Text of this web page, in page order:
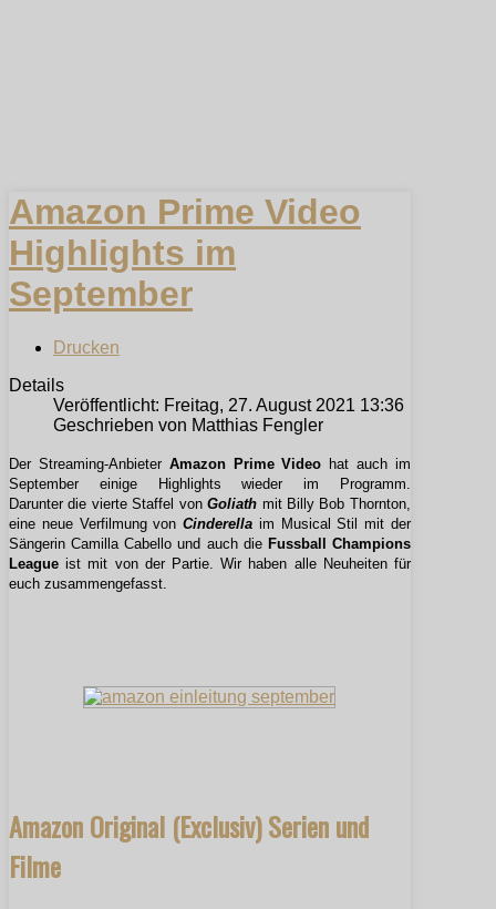
Amazon Prime Video
Highlights im
September
Drucken
Details
Veröffentlicht: Freitag, 27. August 2021 13:36
Geschrieben von Matthias Fengler
Der Streaming-Anbieter Amazon Prime Video hat auch im
September einige Highlights wieder im Programm.
Darunter die vierte Staffel vonGoliath mit Billy Bob Thornton,
eine neue Verfilmung vonCinderella im Musical Stil mit der
Sängerin Camilla Cabello und auch die Fussball Champions
League ist mit von der Partie. Wir haben alle Neuheiten für
euch zusammengefasst.
Amazon Original (Exclusiv) Serien und
Filme